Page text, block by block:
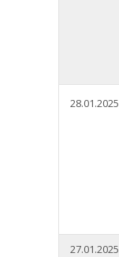
28.01.2025
27.01.2025